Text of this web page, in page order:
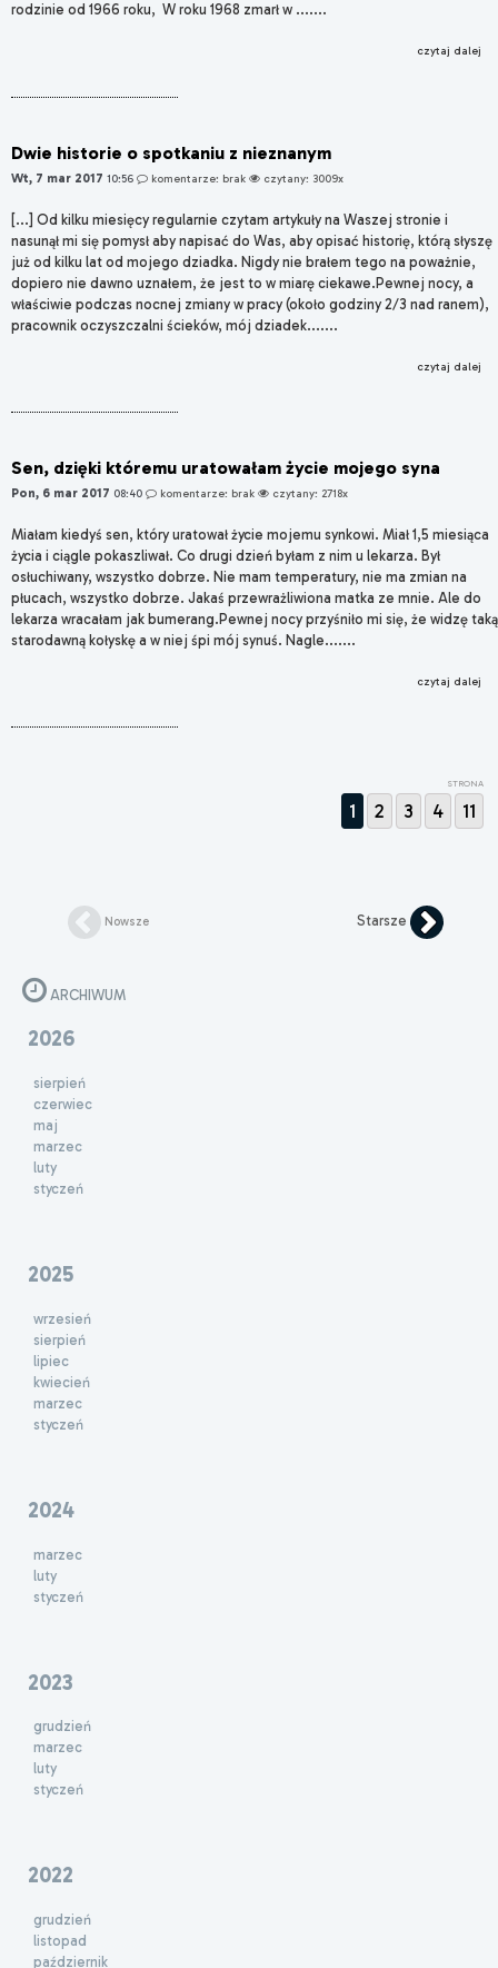
rodzinie od 1966 roku, W roku 1968 zmarł w .......
czytaj dalej
Dwie historie o spotkaniu z nieznanym
Wt, 7 mar 2017 10:56 komentarze: brak czytany: 3009x
[...] Od kilku miesięcy regularnie czytam artykuły na Waszej stronie i
nasunął mi się pomysł aby napisać do Was, aby opisać historię, którą słyszę
już od kilku lat od mojego dziadka. Nigdy nie brałem tego na poważnie,
dopiero nie dawno uznałem, że jest to w miarę ciekawe.Pewnej nocy, a
właściwie podczas nocnej zmiany w pracy (około godziny 2/3 nad ranem),
pracownik oczyszczalni ścieków, mój dziadek.......
czytaj dalej
Sen, dzięki któremu uratowałam życie mojego syna
Pon, 6 mar 2017 08:40 komentarze: brak czytany: 2718x
Miałam kiedyś sen, który uratował życie mojemu synkowi. Miał 1,5 miesiąca
życia i ciągle pokaszliwał. Co drugi dzień byłam z nim u lekarza. Był
osłuchiwany, wszystko dobrze. Nie mam temperatury, nie ma zmian na
płucach, wszystko dobrze. Jakaś przewrażliwiona matka ze mnie. Ale do
lekarza wracałam jak bumerang.Pewnej nocy przyśniło mi się, że widzę taką
starodawną kołyskę a w niej śpi mój synuś. Nagle.......
czytaj dalej
STRONA
1 2 3 4 11
Nowsze Starsze
ARCHIWUM
2026
sierpień
czerwiec
maj
marzec
luty
styczeń
2025
wrzesień
sierpień
lipiec
kwiecień
marzec
styczeń
2024
marzec
luty
styczeń
2023
grudzień
marzec
luty
styczeń
2022
grudzień
listopad
październik